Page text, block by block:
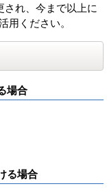
され、今まで以上に
用ください。
場合
る場合